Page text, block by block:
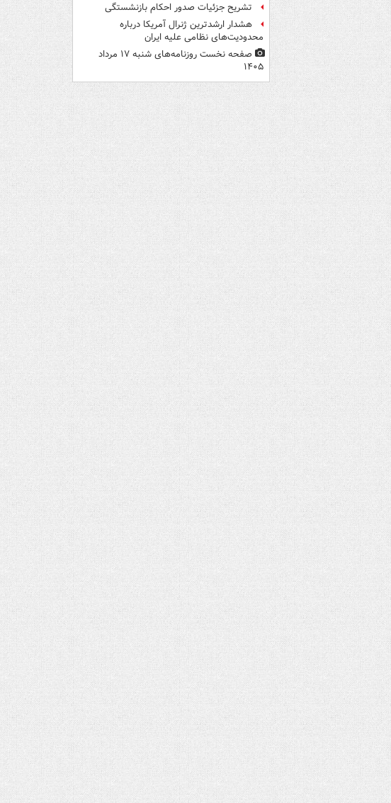
تشریح جزئیات صدور احکام بازنشستگی
هشدار ارشدترین ژنرال آمریکا درباره
محدودیت‌های نظامی علیه ایران
صفحه نخست روزنامه‌های شنبه ۱۷ مرداد
۱۴۰۵